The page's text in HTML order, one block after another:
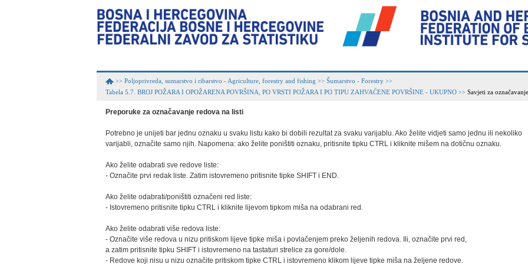
>> Poljoprivreda, sumarstvo i ribarstvo - Agriculture, forestry and fishing >> Šumarstvo - Forestry >>
Tabela 5.7. BROJ POŽARA I OPOŽARENA POVRŠINA, PO VRSTI POŽARA I PO TIPU ZAHVAĆENE POVRŠINE - UKUPNO >> Savjeti za označavanje
Preporuke za označavanje redova na listi
Potrebno je unijeti bar jednu oznaku u svaku listu kako bi dobili rezultat za svaku varijablu. Ako želite vidjeti samo jednu ili nekoliko
varijabli, označite samo njih. Napomena: ako želite poništiti oznaku, pritisnite tipku CTRL i kliknite mišem na dotičnu oznaku.
Ako želite odabrati sve redove liste:
- Označite prvi redak liste. Zatim istovremeno pritisnite tipke SHIFT i END.
Ako želite odabrati/poništiti označeni red liste:
- Istovremeno pritisnite tipku CTRL i kliknite lijevom tipkom miša na odabrani red.
Ako želite odabrati više redova liste:
- Označite više redova u nizu pritiskom lijeve tipke miša i povlačenjem preko željenih redova. Ili, označite prvi red,
a zatim pritisnite tipku SHIFT i istovremeno na tastaturi strelice za gore/dole.
- Redove koji nisu u nizu označite pritiskom tipke CTRL i istovremeno klikom lijeve tipke miša na željene redove.